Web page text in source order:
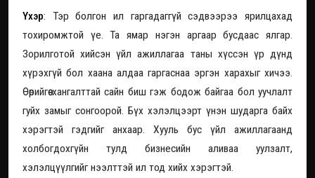
Үхэр: Тэр болгон ил гаргадаггүй сэдвээрээ ярилцахад
тохиромжтой үе. Та ямар нэгэн аргаар бусдаас ялгар.
Зорилготой хийсэн үйл ажиллагаа таны хүссэн үр дүнд
хүрэхгүй бол хаана алдаа гаргаснаа эргэн харахыг хичээ.
Өөрийгөө хангалттай сайн биш гэж бодож байгаа бол уучлалт
гуйх замыг сонгоорой. Бүх хэлэлцээрт үнэн шударга байх
хэрэгтэй гэдгийг анхаар. Хууль бус үйл ажиллагаанд
холбогдохгүйн тулд бизнесийн аливаа уулзалт,
хэлэлцүүлгийг нээлттэй ил тод хийх хэрэгтэй.